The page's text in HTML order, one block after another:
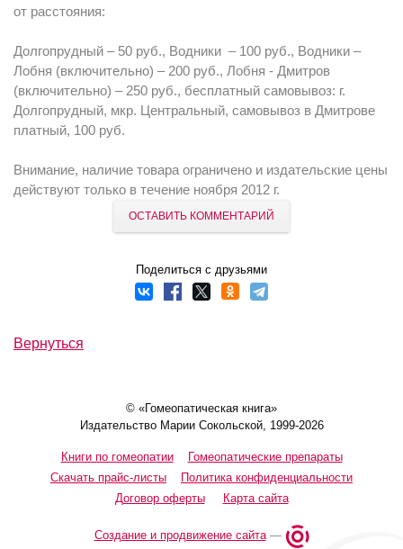
от расстояния:
Долгопрудный – 50 руб., Водники – 100 руб., Водники –
Лобня (включительно) – 200 руб., Лобня - Дмитров
(включительно) – 250 руб., бесплатный самовывоз: г.
Долгопрудный, мкр. Центральный, самовывоз в Дмитрове
платный, 100 руб.
Внимание, наличие товара ограничено и издательские цены
действуют только в течение ноября 2012 г.
ОСТАВИТЬ КОММЕНТАРИЙ
Поделиться с друзьями
Вернуться
© «Гомеопатическая книга»
Издательство Марии Сокольской, 1999-2026
Книги по гомеопатии
Гомеопатические препараты
Скачать прайс-листы
Политика конфиденциальности
Договор оферты
Карта сайта
Создание и продвижение сайта—